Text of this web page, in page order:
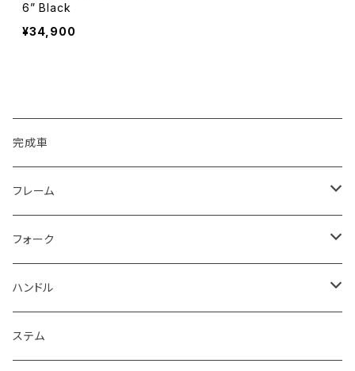
6” Black
¥34,900
完成車
フレーム
16”/18”
20”
~19.75”
フォーク
12~16”
18”
ハンドル
~7”
ステム